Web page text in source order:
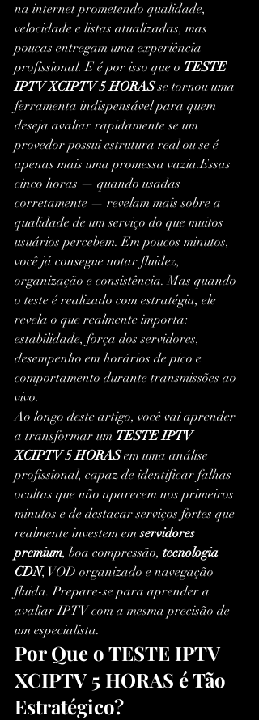
na internet prometendo qualidade,
velocidade e listas atualizadas, mas
poucas entregam uma experiência
profissional. E é por isso que o TESTE
IPTV XCIPTV 5 HORAS se tornou uma
ferramenta indispensável para quem
deseja avaliar rapidamente se um
provedor possui estrutura real ou se é
apenas mais uma promessa vazia.Essas
cinco horas — quando usadas
corretamente — revelam mais sobre a
qualidade de um serviço do que muitos
usuários percebem. Em poucos minutos,
você já consegue notar fluidez,
organização e consistência. Mas quando
o teste é realizado com estratégia, ele
revela o que realmente importa:
estabilidade, força dos servidores,
desempenho em horários de pico e
comportamento durante transmissões ao
vivo.
Ao longo deste artigo, você vai aprender
a transformar um TESTE IPTV
XCIPTV 5 HORAS em uma análise
profissional, capaz de identificar falhas
ocultas que não aparecem nos primeiros
minutos e de destacar serviços fortes que
realmente investem em servidores
premium, boa compressão, tecnologia
CDN, VOD organizado e navegação
fluida. Prepare-se para aprender a
avaliar IPTV com a mesma precisão de
um especialista.
Por Que o TESTE IPTV
XCIPTV 5 HORAS é Tão
Estratégico?